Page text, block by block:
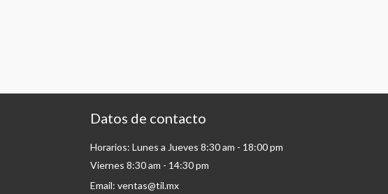
Datos de contacto
Horarios: Lunes a Jueves 8:30 am - 18:00 pm
Viernes 8:30 am - 14:30 pm
Email: ventas@til.mx